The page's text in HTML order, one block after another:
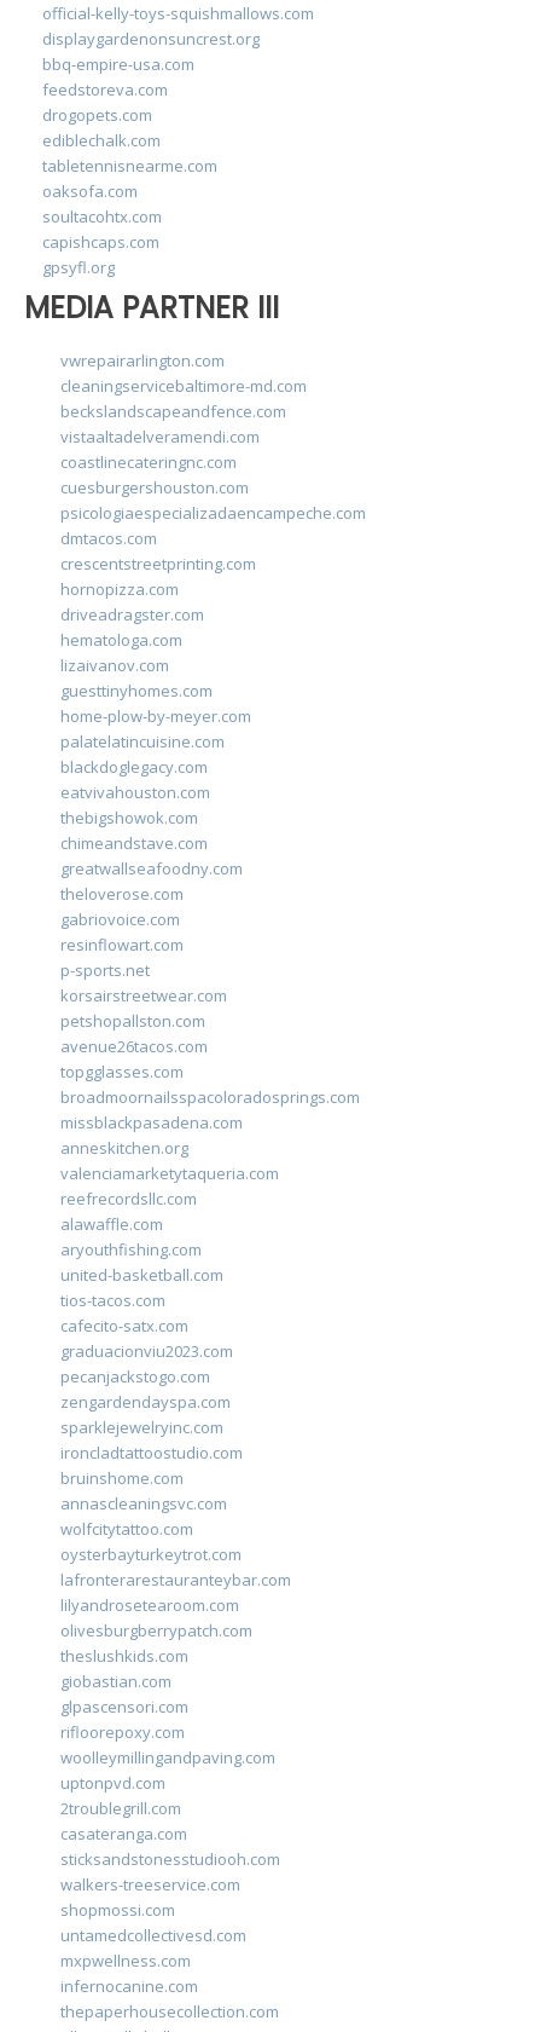
official-kelly-toys-squishmallows.com
displaygardenonsuncrest.org
bbq-empire-usa.com
feedstoreva.com
drogopets.com
ediblechalk.com
tabletennisnearme.com
oaksofa.com
soultacohtx.com
capishcaps.com
gpsyfl.org
MEDIA PARTNER III
vwrepairarlington.com
cleaningservicebaltimore-md.com
beckslandscapeandfence.com
vistaaltadelveramendi.com
coastlinecateringnc.com
cuesburgershouston.com
psicologiaespecializadaencampeche.com
dmtacos.com
crescentstreetprinting.com
hornopizza.com
driveadragster.com
hematologa.com
lizaivanov.com
guesttinyhomes.com
home-plow-by-meyer.com
palatelatincuisine.com
blackdoglegacy.com
eatvivahouston.com
thebigshowok.com
chimeandstave.com
greatwallseafoodny.com
theloverose.com
gabriovoice.com
resinflowart.com
p-sports.net
korsairstreetwear.com
petshopallston.com
avenue26tacos.com
topgglasses.com
broadmoornailsspacoloradosprings.com
missblackpasadena.com
anneskitchen.org
valenciamarketytaqueria.com
reefrecordsllc.com
alawaffle.com
aryouthfishing.com
united-basketball.com
tios-tacos.com
cafecito-satx.com
graduacionviu2023.com
pecanjackstogo.com
zengardendayspa.com
sparklejewelryinc.com
ironcladtattoostudio.com
bruinshome.com
annascleaningsvc.com
wolfcitytattoo.com
oysterbayturkeytrot.com
lafronterarestauranteybar.com
lilyandrosetearoom.com
olivesburgberrypatch.com
theslushkids.com
giobastian.com
glpascensori.com
rifloorepoxy.com
woolleymillingandpaving.com
uptonpvd.com
2troublegrill.com
casateranga.com
sticksandstonesstudiooh.com
walkers-treeservice.com
shopmossi.com
untamedcollectivesd.com
mxpwellness.com
infernocanine.com
thepaperhousecollection.com